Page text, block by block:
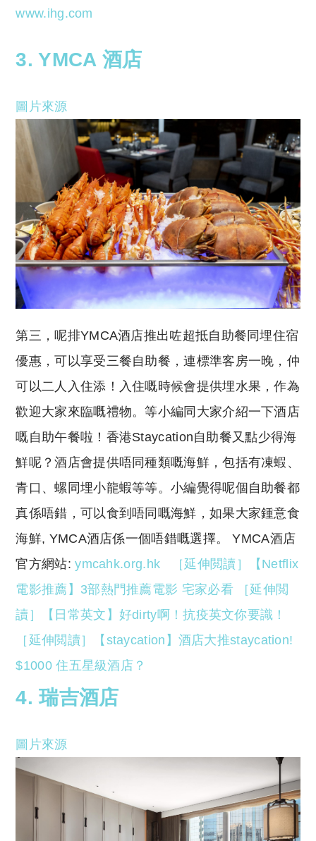
www.ihg.com
3. YMCA 酒店
圖片來源
第三，呢排YMCA酒店推出咗超抵自助餐同埋住宿
優惠，可以享受三餐自助餐，連標準客房一晚，仲
可以二人入住添！入住嘅時候會提供埋水果，作為
歡迎大家來臨嘅禮物。等小編同大家介紹一下酒店
嘅自助午餐啦！香港Staycation自助餐又點少得海
鮮呢？酒店會提供唔同種類嘅海鮮，包括有凍蝦、
青口、螺同埋小龍蝦等等。小編覺得呢個自助餐都
真係唔錯，可以食到唔同嘅海鮮，如果大家鍾意食
海鮮, YMCA酒店係一個唔錯嘅選擇。 YMCA酒店
官方網站:ymcahk.org.hk
［延伸閲讀］【Netflix
電影推薦】3部熱門推薦電影 宅家必看
［延伸閲
讀］【日常英文】好dirty啊！抗疫英文你要識！
［延伸閲讀］【staycation】酒店大推staycation!
$1000 住五星級酒店？
4. 瑞吉酒店
圖片來源